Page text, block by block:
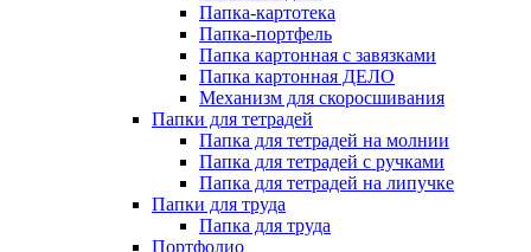
Папка-картотека
Папка-портфель
Папка картонная с завязками
Папка картонная ДЕЛО
Механизм для скоросшивания
Папки для тетрадей
Папка для тетрадей на молнии
Папка для тетрадей с ручками
Папка для тетрадей на липучке
Папки для труда
Папка для труда
Портфолио